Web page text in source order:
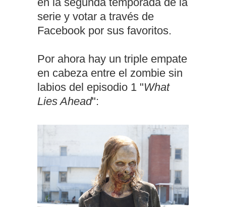
serie y votar a través de
Facebook por sus favoritos.
Por ahora hay un triple empate
en cabeza entre el zombie sin
labios del episodio 1 "What
Lies Ahead":